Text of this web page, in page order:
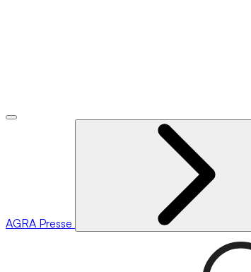
AGRA Presse